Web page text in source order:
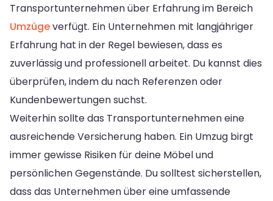
Transportunternehmen über Erfahrung im Bereich
Umzügeverfügt. Ein Unternehmen mit langjähriger
Erfahrung hat in der Regel bewiesen, dass es
zuverlässig und professionell arbeitet. Du kannst dies
überprüfen, indem du nach Referenzen oder
Kundenbewertungen suchst.
Weiterhin sollte das Transportunternehmen eine
ausreichende Versicherung haben. Ein Umzug birgt
immer gewisse Risiken für deine Möbel und
persönlichen Gegenstände. Du solltest sicherstellen,
dass das Unternehmen über eine umfassende